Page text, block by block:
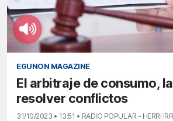
EGUNON MAGAZINE
El arbitraje de consumo,
resolver conflictos
31/10/2023 • 13:51 • RADIO POPULAR - HERRI